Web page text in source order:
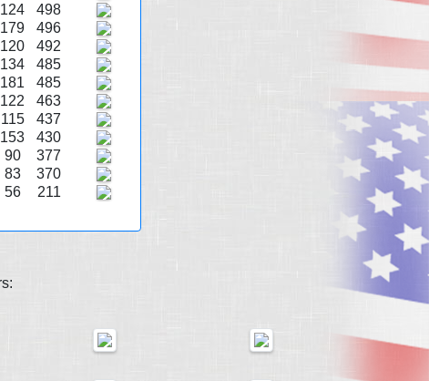
124
498
179
496
120
492
134
485
181
485
122
463
115
437
153
430
90
377
83
370
56 211